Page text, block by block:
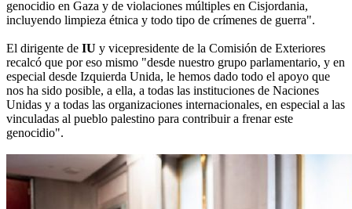
genocidio en Gaza y de violaciones múltiples en Cisjordania,
incluyendo limpieza étnica y todo tipo de crímenes de guerra".
El dirigente de IU y vicepresidente de la Comisión de Exteriores
recalcó que por eso mismo "desde nuestro grupo parlamentario, y en
especial desde Izquierda Unida, le hemos dado todo el apoyo que
nos ha sido posible, a ella, a todas las instituciones de Naciones
Unidas y a todas las organizaciones internacionales, en especial a las
vinculadas al pueblo palestino para contribuir a frenar este
genocidio".